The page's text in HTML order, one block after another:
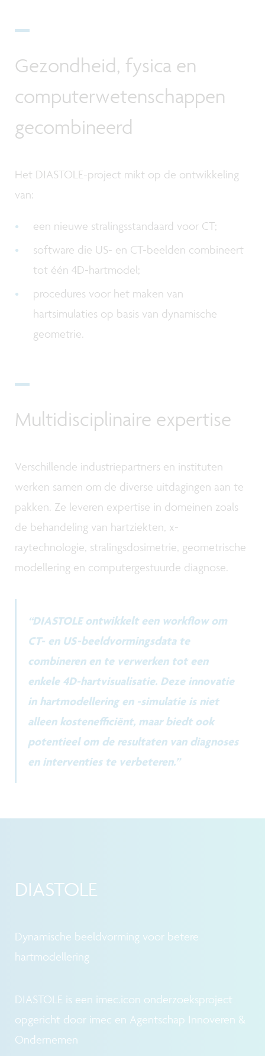
Gezondheid, fysica en
computerwetenschappen
gecombineerd
Het DIASTOLE-project mikt op de ontwikkeling
van:
een nieuwe stralingsstandaard voor CT;
software die US- en CT-beelden combineert
tot één 4D-hartmodel;
procedures voor het maken van
hartsimulaties op basis van dynamische
geometrie.
Multidisciplinaire expertise
Verschillende industriepartners en instituten
werken samen om de diverse uitdagingen aan te
pakken. Ze leveren expertise in domeinen zoals
de behandeling van hartziekten, x-
raytechnologie, stralingsdosimetrie, geometrische
modellering en computergestuurde diagnose.
“DIASTOLE ontwikkelt een workflow om
CT- en US-beeldvormingsdata te
combineren en te verwerken tot een
enkele 4D-hartvisualisatie. Deze innovatie
in hartmodellering en -simulatie is niet
alleen kostenefficiënt, maar biedt ook
potentieel om de resultaten van diagnoses
en interventies te verbeteren.”
DIASTOLE
Dynamische beeldvorming voor betere
hartmodellering
DIASTOLE is een imec.icon onderzoeksproject
opgericht door imec en Agentschap Innoveren &
Ondernemen